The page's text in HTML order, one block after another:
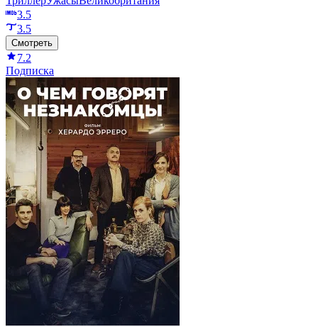
3.5
3.5
Смотреть
7.2
Подписка